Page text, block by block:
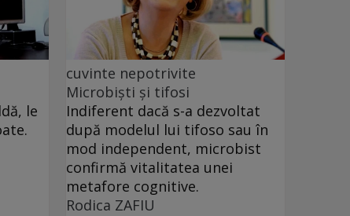
le
cuvinte nepotrivite
Microbiști și tifosi
Indiferent dacă s-a dezvoltat
după modelul lui tifoso sau în
mod independent, microbist
confirmă vitalitatea unei
metafore cognitive.
Rodica ZAFIU